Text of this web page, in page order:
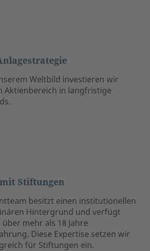
Weltbild investieren wir
Aktienbereich in langfristige
Stiftungen
besitzt einen institutionellen
Hintergrund und verfügt
mehr als 18 Jahre
Diese Expertise setzen wir
für Stiftungen ein.